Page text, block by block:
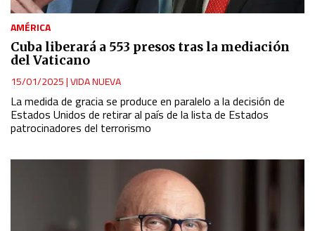
AMÉRICA
Cuba liberará a 553 presos tras la mediación
del Vaticano
15/01/2025|VIDA NUEVA
La medida de gracia se produce en paralelo a la decisión de
Estados Unidos de retirar al país de la lista de Estados
patrocinadores del terrorismo